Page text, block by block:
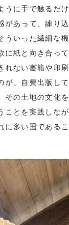
うに手で触るだ
があって、練り
ういった繊細な
に紙と向き合っ
れない書籍や印
が、自費出版し
その土地の文化
ことを実践しな
多い国であるこ